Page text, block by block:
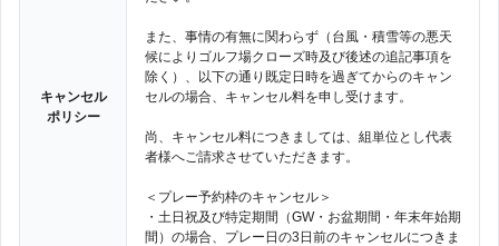
キャンセル
ポリシー
また、事情の有無に関わらず（台風・積雪等の悪天
候によりゴルフ場クローズ時及び後述の追記事項を
除く）、以下の通り既定日時を過ぎてからのキャン
セルの場合、キャンセル料を申し受けます。
尚、キャンセル料につきましては、組単位とし代表
者様へご請求させていただきます。
＜プレー予約枠のキャンセル＞
・土日祝及び特定期間（GW・お盆期間・年末年始期
間）の場合、プレー日の3日前のキャンセルにつきま